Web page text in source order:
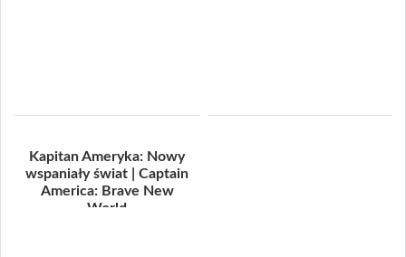
Kapitan Ameryka: Nowy
wspaniały świat | Captain
America: Brave New
World